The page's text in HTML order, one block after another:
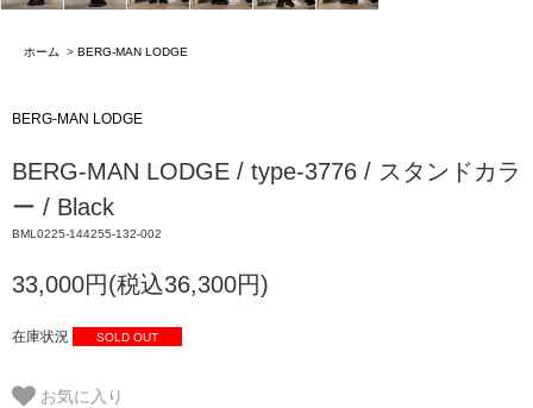
ホーム > BERG-MAN LODGE
BERG-MAN LODGE
BERG-MAN LODGE / type-3776 / スタンドカラ
ー / Black
BML0225-144255-132-002
33,000円(税込36,300円)
在庫状況 SOLD OUT
お気に入り